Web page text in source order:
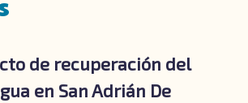
de recuperación del
en San Adrián De